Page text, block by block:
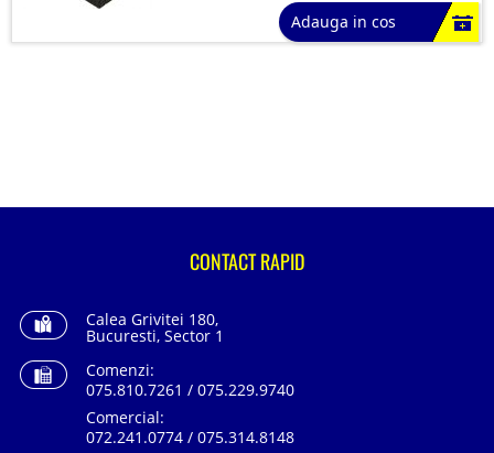
Adauga in cos
CONTACT RAPID
Calea Grivitei 180,
Bucuresti, Sector 1
Comenzi:
075.810.7261 / 075.229.9740
Comercial:
072.241.0774 / 075.314.8148